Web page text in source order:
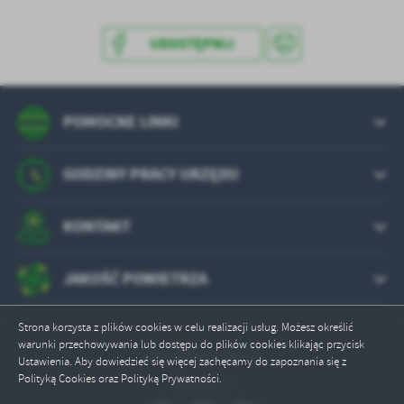
Strona korzysta z plików cookies w celu realizacji usług. Możesz określić
warunki przechowywania lub dostępu do plików cookies klikając przycisk
Ustawienia. Aby dowiedzieć się więcej zachęcamy do zapoznania się z
Polityką Cookies oraz Polityką Prywatności.
UDOSTĘPNIJ
POMOCNE LINKI
GODZINY PRACY URZĘDU
KONTAKT
JAKOŚĆ POWIETRZA
Odwiedzin: 640278
Online: 3